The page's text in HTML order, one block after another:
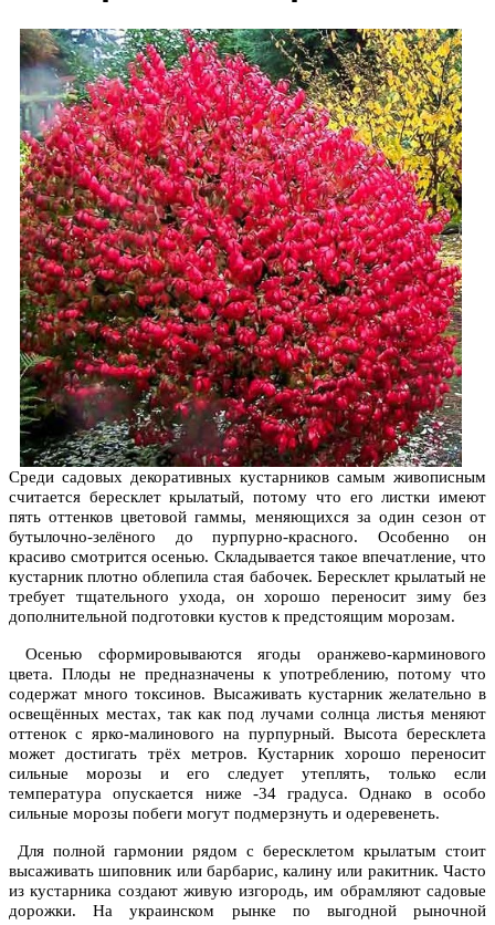
Среди садовых декоративных кустарников самым живописным
считается бересклет крылатый, потому что его листки имеют
пять оттенков цветовой гаммы, меняющихся за один сезон от
бутылочно-зелёного до пурпурно-красного. Особенно он
красиво смотрится осенью. Складывается такое впечатление, что
кустарник плотно облепила стая бабочек. Бересклет крылатый не
требует тщательного ухода, он хорошо переносит зиму без
дополнительной подготовки кустов к предстоящим морозам.
Осенью сформировываются ягоды оранжево-карминового
цвета. Плоды не предназначены к употреблению, потому что
содержат много токсинов. Высаживать кустарник желательно в
освещённых местах, так как под лучами солнца листья меняют
оттенок с ярко-малинового на пурпурный. Высота бересклета
может достигать трёх метров. Кустарник хорошо переносит
сильные морозы и его следует утеплять, только если
температура опускается ниже -34 градуса. Однако в особо
сильные морозы побеги могут подмерзнуть и одеревенеть.
Для полной гармонии рядом с бересклетом крылатым стоит
высаживать шиповник или барбарис, калину или ракитник. Часто
из кустарника создают живую изгородь, им обрамляют садовые
дорожки. На украинском рынке по выгодной рыночной